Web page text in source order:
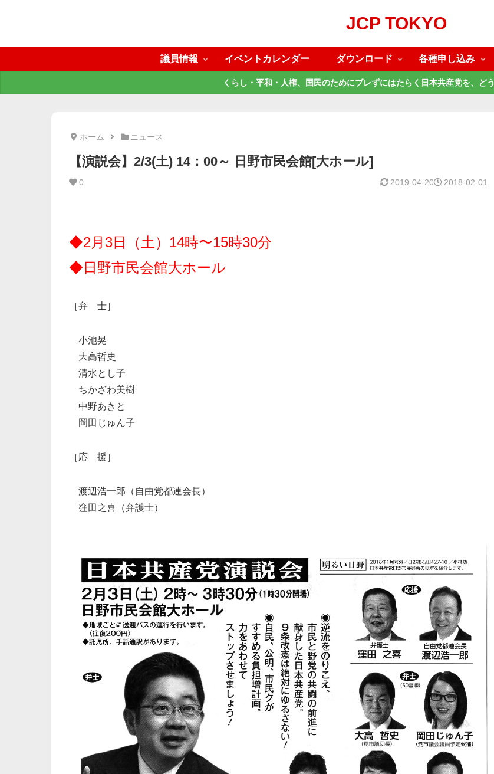
JCP TOKYO
議員情報 イベントカレンダー ダウンロード 各種申し込み
くらし・平和・人権、国民のためにブレずにはたらく日本共産党を、ど
ホーム ニュース
【演説会】2/3(土) 14：00～ 日野市民会館[大ホール]
0 2018-02-01
2019-04-20
◆2月3日（土）14時〜15時30分
◆日野市民会館大ホール
［弁 士］
小池晃
大高哲史
清水とし子
ちかざわ美樹
中野あきと
岡田じゅん子
［応 援］
渡辺浩一郎（自由党都連会長）
窪田之喜（弁護士）